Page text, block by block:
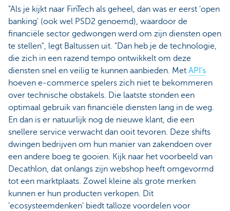
"Als je kijkt naar FinTech als geheel, dan was er eerst 'open
banking' (ook wel PSD2 genoemd), waardoor de
financiële sector gedwongen werd om zijn diensten open
te stellen", legt Baltussen uit. "Dan heb je de technologie,
die zich in een razend tempo ontwikkelt om deze
diensten snel en veilig te kunnen aanbieden. Met API's
hoeven e-commerce spelers zich niet te bekommeren
over technische obstakels. Die laatste stonden een
optimaal gebruik van financiële diensten lang in de weg.
En dan is er natuurlijk nog de nieuwe klant, die een
snellere service verwacht dan ooit tevoren. Deze shifts
dwingen bedrijven om hun manier van zakendoen over
een andere boeg te gooien. Kijk naar het voorbeeld van
Decathlon, dat onlangs zijn webshop heeft omgevormd
tot een marktplaats. Zowel kleine als grote merken
kunnen er hun producten verkopen. Dit
'ecosysteemdenken' biedt talloze voordelen voor